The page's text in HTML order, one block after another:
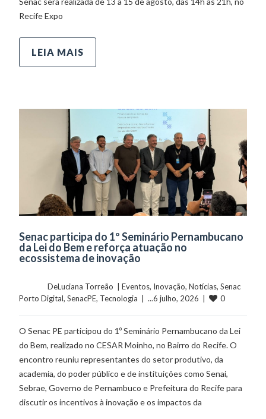
Recife Expo
LEIA MAIS
Senac participa do 1º Seminário Pernambucano
da Lei do Bem e reforça atuação no
ecossistema de inovação
	    	DeLuciana Torreão  |
Eventos, Inovação, Notícias, Senac
Porto Digital, SenacPE, Tecnologia
  |  ...6 julho, 2026  |
0
O Senac PE participou do 1º Seminário Pernambucano da Lei
do Bem, realizado no CESAR Moinho, no Bairro do Recife. O
encontro reuniu representantes do setor produtivo, da
academia, do poder público e de instituições como Senai,
Sebrae, Governo de Pernambuco e Prefeitura do Recife para
discutir os incentivos à inovação e os impactos da